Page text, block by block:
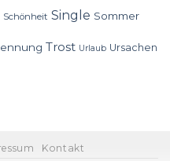
Schönheit Single Sommer
Trost Urlaub Ursachen
Kontakt